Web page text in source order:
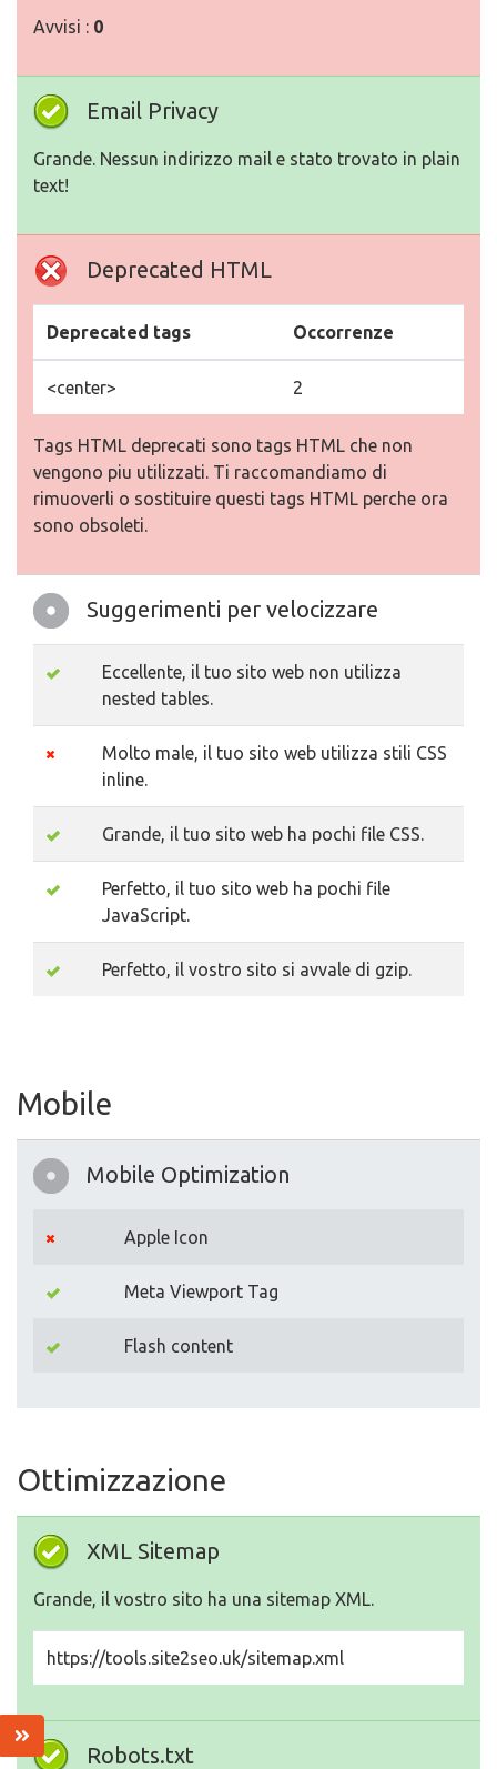
Avvisi : 0
Email Privacy
Grande. Nessun indirizzo mail e stato trovato in plain
text!
Deprecated HTML
Deprecated tags Occorrenze
<center> 2
Tags HTML deprecati sono tags HTML che non
vengono piu utilizzati. Ti raccomandiamo di
rimuoverli o sostituire questi tags HTML perche ora
sono obsoleti.
Suggerimenti per velocizzare
Eccellente, il tuo sito web non utilizza
nested tables.
Molto male, il tuo sito web utilizza stili CSS
inline.
Grande, il tuo sito web ha pochi file CSS.
Perfetto, il tuo sito web ha pochi file
JavaScript.
Perfetto, il vostro sito si avvale di gzip.
Mobile
Mobile Optimization
Apple Icon
Meta Viewport Tag
Flash content
Ottimizzazione
XML Sitemap
Grande, il vostro sito ha una sitemap XML.
https://tools.site2seo.uk/sitemap.xml
Robots.txt